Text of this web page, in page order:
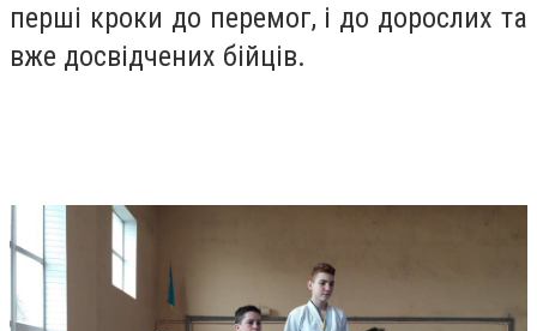
перші кроки до перемог, і до дорослих та
вже досвідчених бійців.